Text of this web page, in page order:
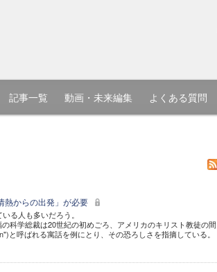
記事一覧 動画・未来編集 よくある質問
熱からの出発」が必要
る人も多いだろう。
科学総裁は20世紀の初めごろ、アメリカのキリスト教徒の間
呼ばれる寓話を例にとり、その恐ろしさを指摘している。